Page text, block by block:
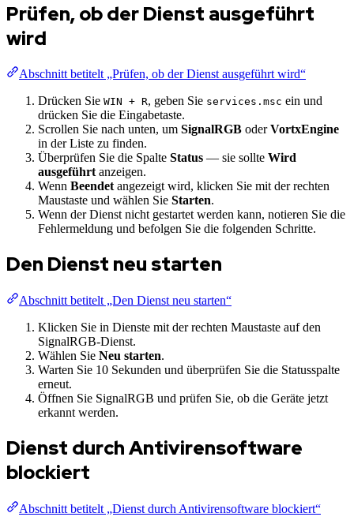
Prüfen, ob der Dienst ausgeführt
wird
Abschnitt betitelt „Prüfen, ob der Dienst ausgeführt wird“
Drücken Sie WIN + R, geben Sie services.msc ein und
drücken Sie die Eingabetaste.
Scrollen Sie nach unten, um SignalRGB oderVortxEngine
in der Liste zu finden.
Überprüfen Sie die Spalte Status — sie sollte Wird
ausgeführtanzeigen.
Wenn Beendetangezeigt wird, klicken Sie mit der rechten
Maustaste und wählen Sie Starten.
Wenn der Dienst nicht gestartet werden kann, notieren Sie die
Fehlermeldung und befolgen Sie die folgenden Schritte.
Den Dienst neu starten
Abschnitt betitelt „Den Dienst neu starten“
Klicken Sie in Dienste mit der rechten Maustaste auf den
SignalRGB-Dienst.
Wählen Sie Neu starten.
Warten Sie 10 Sekunden und überprüfen Sie die Statusspalte
erneut.
Öffnen Sie SignalRGB und prüfen Sie, ob die Geräte jetzt
erkannt werden.
Dienst durch Antivirensoftware
blockiert
Abschnitt betitelt „Dienst durch Antivirensoftware blockiert“